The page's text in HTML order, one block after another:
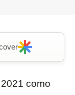
como